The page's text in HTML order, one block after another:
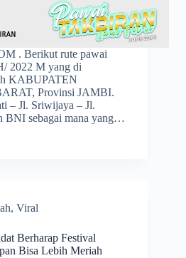
. Berikut rute pawai
2022 M yang di
KABUPATEN
Provinsi JAMBI.
– Jl. Sriwijaya – Jl.
BNI sebagai mana yang…
, Viral
Berharap Festival
Bisa Lebih Meriah